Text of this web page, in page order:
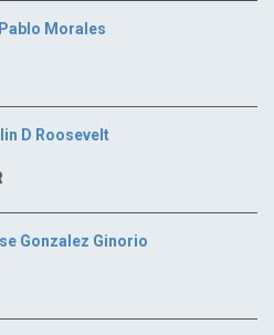
Morales
D Roosevelt
Gonzalez Ginorio